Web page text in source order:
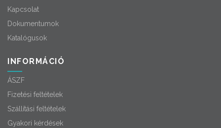
Kapcsolat
Dokumentumok
Katalógusok
INFORMÁCIÓ
ÁSZF
Fizetési feltételek
Szállítási feltételek
Gyakori kérdések